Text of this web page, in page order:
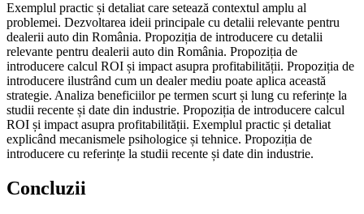
Exemplul practic și detaliat care setează contextul amplu al
problemei. Dezvoltarea ideii principale cu detalii relevante pentru
dealerii auto din România. Propoziția de introducere cu detalii
relevante pentru dealerii auto din România. Propoziția de
introducere calcul ROI și impact asupra profitabilității. Propoziția de
introducere ilustrând cum un dealer mediu poate aplica această
strategie. Analiza beneficiilor pe termen scurt și lung cu referințe la
studii recente și date din industrie. Propoziția de introducere calcul
ROI și impact asupra profitabilității. Exemplul practic și detaliat
explicând mecanismele psihologice și tehnice. Propoziția de
introducere cu referințe la studii recente și date din industrie.
Concluzii